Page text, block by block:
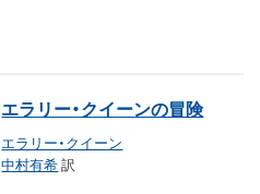
エラリー・クイーンの冒険
エラリー・クイーン
中村有希訳